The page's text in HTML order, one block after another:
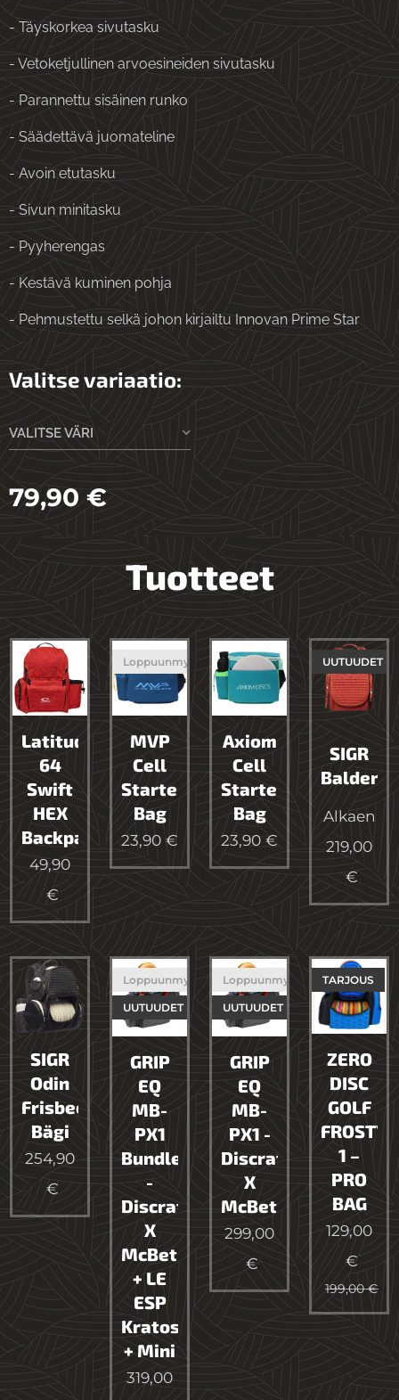
- Täyskorkea sivutasku
- Vetoketjullinen arvoesineiden sivutasku
- Parannettu sisäinen runko
- Säädettävä juomateline
- Avoin etutasku
- Sivun minitasku
- Pyyherengas
- Kestävä kuminen pohja
- Pehmustettu selkä johon kirjailtu Innovan Prime Star
Valitse variaatio:
VALITSE VÄRI
79,90€
Tuotteet
Latitude
64
Swift
HEX
Backpack
49,90
€
MVP
Cell
Starter
Bag
Loppuunmyyty
23,90 €
Axiom
Cell
Starter
Bag
23,90 €
SIGR
Balder
UUTUUDET
Alkaen
219,00
€
SIGR
Odin
Frisbeegolf
Bägi
254,90
€
GRIP
EQ
MB-
PX1
Bundle
-
Discraft
X
McBeth
+ LE
ESP
Kratos
+ Mini
Loppuunmyyty
UUTUUDET
319,00
GRIP
EQ
MB-
PX1 -
Discraft
X
McBeth
Loppuunmyyty
UUTUUDET
299,00
€
ZERO
DISC
GOLF
FROSTY-
1 –
PRO
BAG
TARJOUS
129,00
€
199,00€